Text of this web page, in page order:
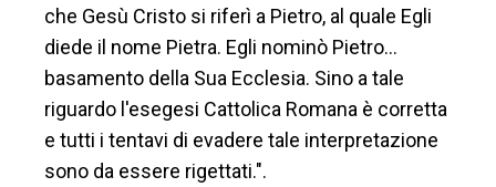
che Gesù Cristo si riferì a Pietro, al quale Egli
diede il nome Pietra. Egli nominò Pietro…
basamento della Sua Ecclesia. Sino a tale
riguardo l'esegesi Cattolica Romana è corretta
e tutti i tentavi di evadere tale interpretazione
sono da essere rigettati.".